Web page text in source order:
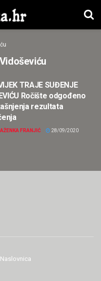
TRAJE SUĐENJE
Ročište odgođeno
rezultata
FRANJIĆ 28/09/2020
Naslovnica